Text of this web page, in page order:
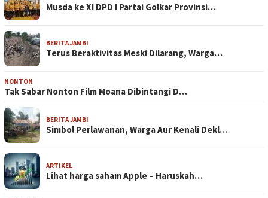
Musda ke XI DPD I Partai Golkar Provinsi…
BERITA JAMBI
Terus Beraktivitas Meski Dilarang, Warga…
NONTON
Tak Sabar Nonton Film Moana Dibintangi D…
BERITA JAMBI
Simbol Perlawanan, Warga Aur Kenali Dekl…
ARTIKEL
Lihat harga saham Apple – Haruskah…